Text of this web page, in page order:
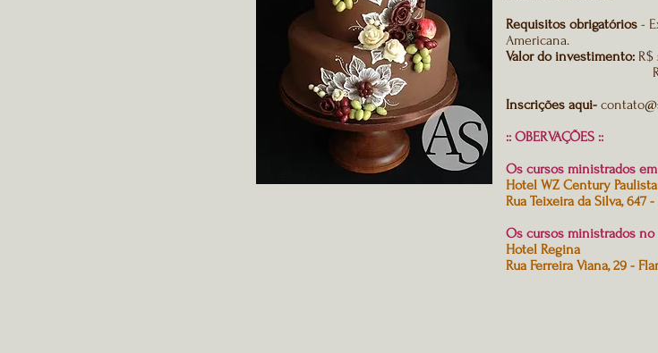
Requisitos obrigatórios -
Americana.
Valor do investimento: R$
R$ 450,00
Inscrições aqui-
:: OBERVAÇÕES ::
Os cursos ministrados
Hotel WZ Century Paulista
Rua Teixeira da Silva, 647 -
Os cursos ministrados no
Hotel Regina
Rua Ferreira Viana, 29 -